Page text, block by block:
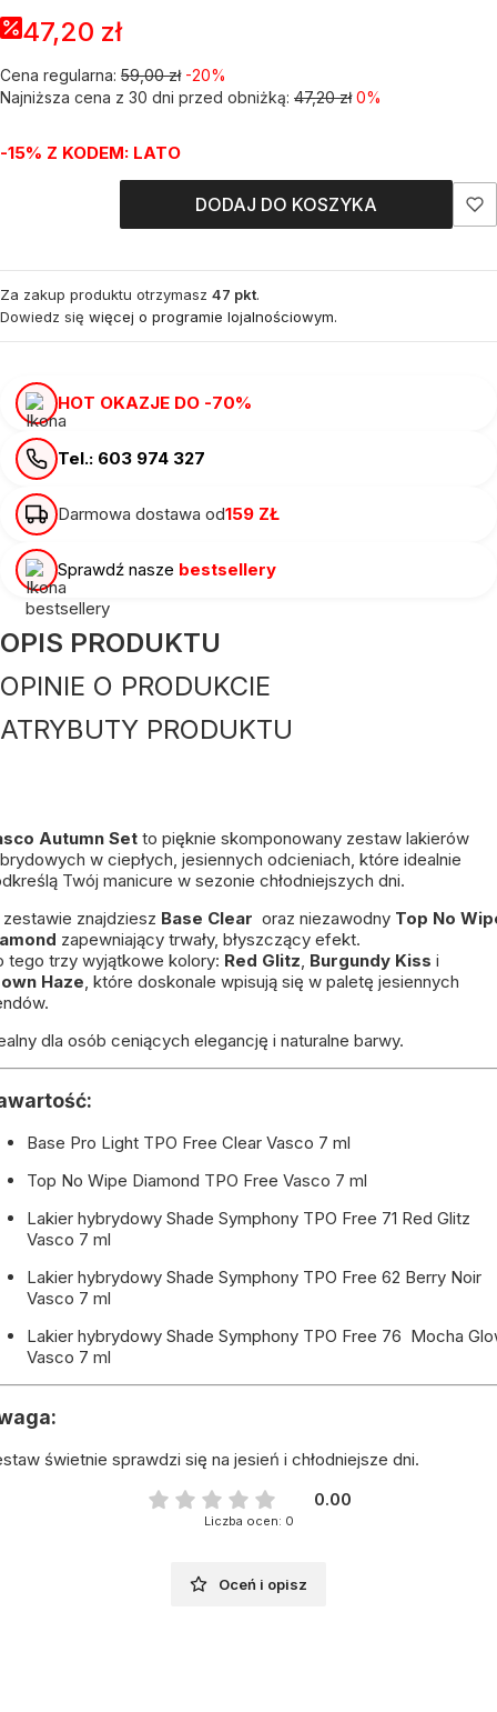
47,20 zł
Cena regularna: 59,00 zł -20%
Najniższa cena z 30 dni przed obniżką: 47,20 zł 0%
-15% Z KODEM: LATO
DODAJ DO KOSZYKA
Za zakup produktu otrzymasz 47 pkt.
Dowiedz się więcej o programie lojalnościowym.
HOT OKAZJE DO -70%
Tel.: 603 974 327
Darmowa dostawa od159 ZŁ
Sprawdź nasze bestsellery
OPIS PRODUKTU
OPINIE O PRODUKCIE
ATRYBUTY PRODUKTU
Autumn Set to pięknie skomponowany zestaw lakierów
w ciepłych, jesiennych odcieniach, które idealnie
Twój manicure w sezonie chłodniejszych dni.
znajdziesz Base Clear oraz niezawodny Top No
zapewniający trwały, błyszczący efekt.
tego trzy wyjątkowe kolory: Red Glitz Burgundy Kiss i
Haze , które doskonale wpisują się w paletę jesiennych
dla osób ceniących elegancję i naturalne barwy.
Base Pro Light TPO Free Clear Vasco 7 ml
Top No Wipe Diamond TPO Free Vasco 7 ml
Lakier hybrydowy Shade Symphony TPO Free 71 Red Glitz
Vasco 7 ml
Lakier hybrydowy Shade Symphony TPO Free 62 Berry Noir
Vasco 7 ml
Lakier hybrydowy Shade Symphony TPO Free 76 Mocha
Vasco 7 ml
świetnie sprawdzi się na jesień i chłodniejsze dni.
0.00
Liczba ocen: 0
Oceń i opisz